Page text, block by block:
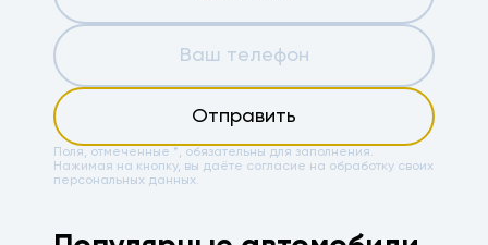
Отправить
Поля, отмеченные *, обязательны для заполнения.
Нажимая на кнопку, вы даёте согласие на обработку своих
персональных данных.